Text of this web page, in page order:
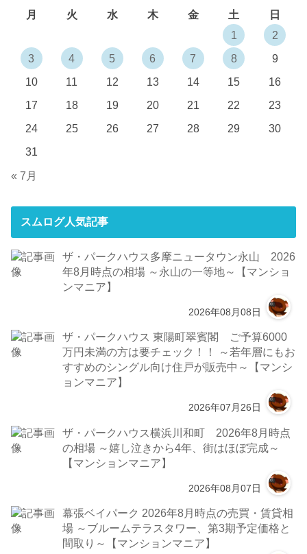
月
火 水 木 金 土
日
1
2
3
4 5 6 7 8
9
10
11 12 13 14 15
16
17
18 19 20 21 22
23
24
25 26 27 28 29
30
31
« 7月
スムログ人気記事
ザ・パークハウス多摩ニュータウン永山 2026
年8月時点の相場 ～永山の一等地～【マンショ
ンマニア】
2026年08月08日
ザ・パークハウス 東陽町翠賓閣 ご予算6000
万円未満の方は要チェック！！ ～若年層にもお
すすめのシングル向け住戸が販売中～【マンシ
ョンマニア】
2026年07月26日
ザ・パークハウス横浜川和町 2026年8月時点
の相場 ～嬉し泣きから4年、街はほぼ完成～
【マンションマニア】
2026年08月07日
幕張ベイパーク 2026年8月時点の売買・賃貸相
場 ～ブルームテラスタワー、第3期予定価格と
間取り～【マンションマニア】